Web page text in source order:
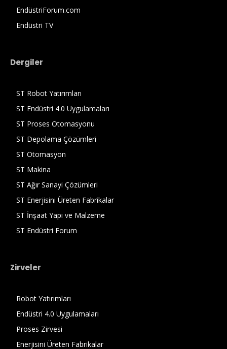
EndüstriForum.com
Endüstri TV
Dergiler
ST Robot Yatırımları
ST Endüstri 4.0 Uygulamaları
ST Proses Otomasyonu
ST Depolama Çözümleri
ST Otomasyon
ST Makina
ST Ağır Sanayi Çözümleri
ST Enerjisini Üreten Fabrikalar
ST İnşaat Yapı ve Malzeme
ST Endüstri Forum
Zirveler
Robot Yatırımları
Endüstri 4.0 Uygulamaları
Proses Zirvesi
Enerjisini Üreten Fabrikalar